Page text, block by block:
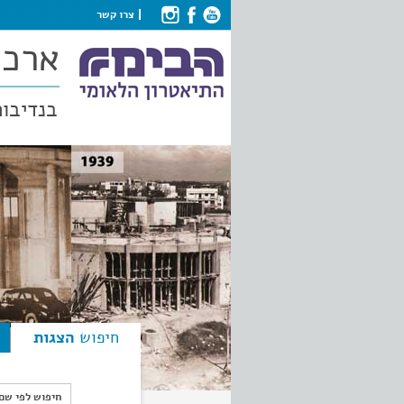
צרו קשר
חיפוש הצגות
חיפוש לפי